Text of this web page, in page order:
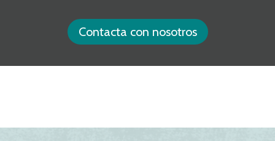
Contacta con nosotros